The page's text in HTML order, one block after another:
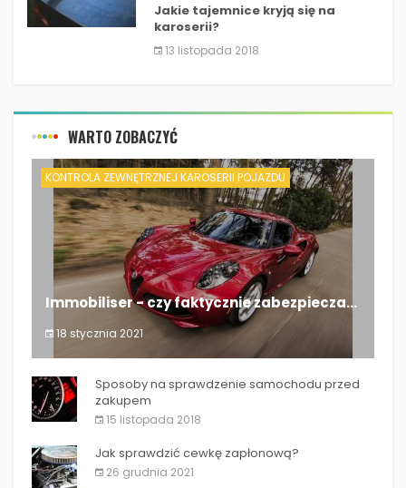
Jakie tajemnice kryją się na
karoserii?
13 listopada 2018
WARTO ZOBACZYĆ
KONTROLA ZEWNĘTRZNEJ KAROSERII POJAZDU
Immobiliser - czy faktycznie zabezpiecza...
18 stycznia 2021
Immobiliser - czy faktycznie zabezpiecza...
Sposoby na sprawdzenie samochodu przed
zakupem
15 listopada 2018
Jak sprawdzić cewkę zapłonową?
26 grudnia 2021